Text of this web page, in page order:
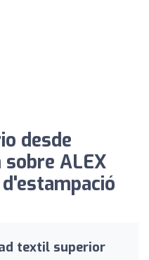
desde
ALEX
textil superior